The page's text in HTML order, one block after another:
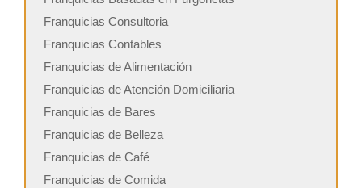
Franquicias Consultoria
Franquicias Contables
Franquicias de Alimentación
Franquicias de Atención Domiciliaria
Franquicias de Bares
Franquicias de Belleza
Franquicias de Café
Franquicias de Comida